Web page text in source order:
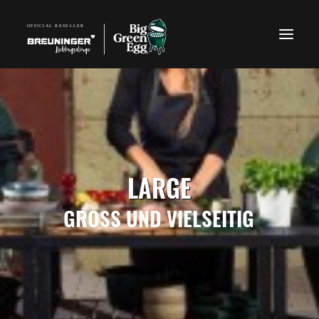
TELEFON: 07940 918270
LARGE
GROSS UNDVIELSEITIG